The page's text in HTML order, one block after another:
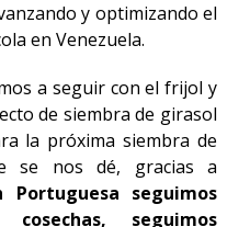
y optimizando el
en Venezuela.
a seguir con el frijol y
de siembra de girasol
la próxima siembra de
se nos dé, gracias a
Portuguesa seguimos
cosechas, seguimos